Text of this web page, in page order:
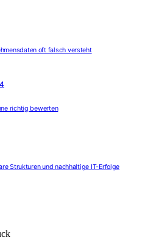
oft falsch versteht
4
richtig bewerten
Strukturen und nachhaltige IT-Erfolge